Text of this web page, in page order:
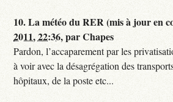
10.La météo du RER (mis à jour en
2011, 22:36,parChapes
Pardon, l’accaparement par les
à voir avec la désagrégation des
hôpitaux, de la poste etc...